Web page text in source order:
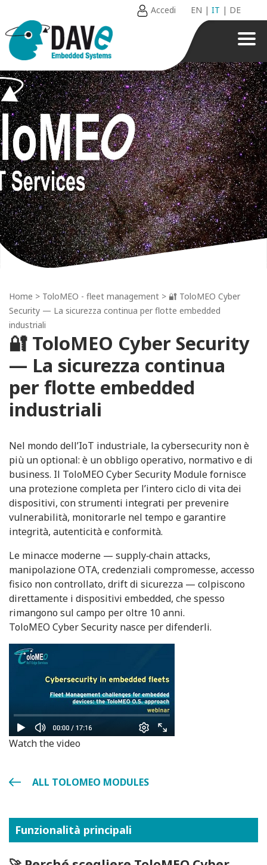
Accedi EN |IT | DE
Home > ToloMEO - fleet management > 🔐 ToloMEO Cyber
Security — La sicurezza continua per flotte embedded
industriali
🔐 ToloMEO Cyber Security
— La sicurezza continua
per flotte embedded
industriali
Nel mondo dell’IoT industriale, la cybersecurity non è
più un optional: è un obbligo operativo, normativo e di
business. Il ToloMEO Cyber Security Module fornisce
una protezione completa per l’intero ciclo di vita dei
dispositivi, con strumenti integrati per prevenire
vulnerabilità, monitorarle nel tempo e garantire
integrità, autenticità e conformità.
Le minacce moderne — supply‑chain attacks,
manipolazione OTA, credenziali compromesse, accesso
fisico non controllato, drift di sicurezza — colpiscono
direttamente i dispositivi embedded, che spesso
rimangono sul campo per oltre 10 anni.
ToloMEO Cyber Security nasce per difenderli.
Watch the video
ALL TOLOMEO MODULES
Funzionalità principali